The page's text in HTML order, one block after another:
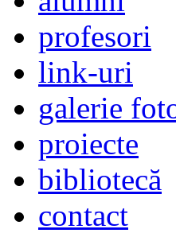
profesori
link-uri
galerie
proiecte
bibliotecă
contact